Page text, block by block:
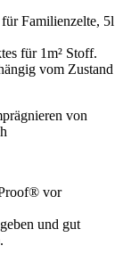
Familienzelte, 5l
für 1m² Stoff.
vom Zustand
von
vor
und gut